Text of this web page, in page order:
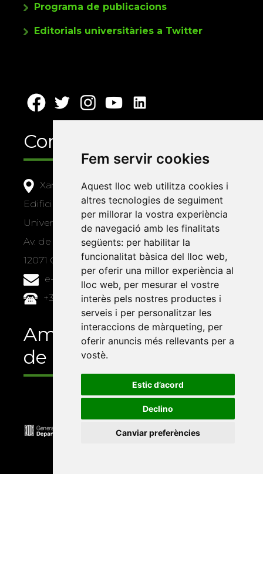
Fem servir cookies
Aquest lloc web utilitza cookies i
altres tecnologies de seguiment
per millorar la vostra experiència
de navegació amb les finalitats
següents: per habilitar la
funcionalitat bàsica del lloc web,
per oferir una millor experiència al
lloc web, per mesurar el vostre
interès pels nostres productes i
serveis i per personalitzar les
interaccions de màrqueting, per
oferir anuncis més rellevants per a
vostè.
Estic d’acord
Declino
Canviar preferències
Programa de publicacions
Editorials universitàries a Twitter
Contacte
Xarxa Vives d'Universitats
Edifici Àgora
Universitat Jaume I, local 10
Av. de Vicent Sos Baynat, s/n
12071 Castelló de la Plana
e-buc@vives.org
+34 964 72 89 93
Amb el suport
de